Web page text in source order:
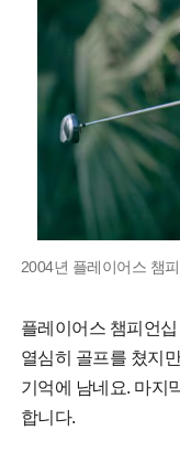
2004년 플레이어스 챔
플레이어스 챔피언
열심히 골프를 쳤지
기억에 남네요. 마지
합니다.